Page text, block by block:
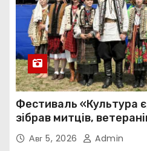
Фестиваль «Культура
зібрав митців,
України
Авг 5, 2026 Admin